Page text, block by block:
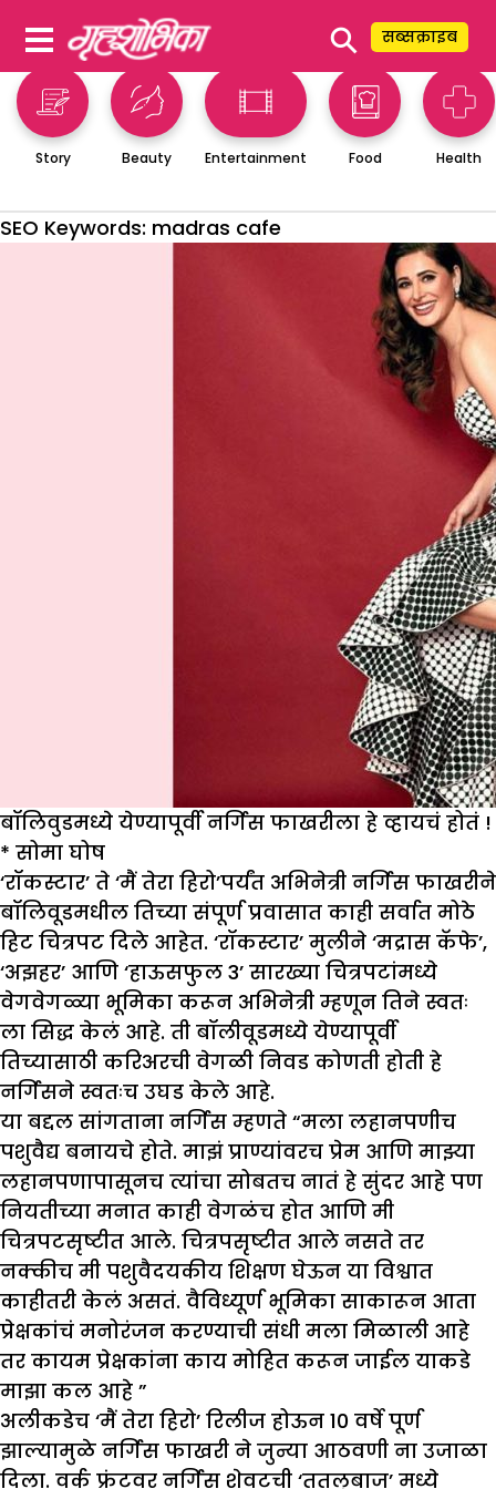
⚲ सब्सक्राइब
Story Beauty Entertainment Food Health
SEO Keywords: madras cafe
बॉलिवुडमध्ये येण्यापूर्वी नर्गिस फाखरीला हे व्हायचं होतं !
* सोमा घोष
‘रॉकस्टार’ ते ‘मैं तेरा हिरो’पर्यंत अभिनेत्री नर्गिस फाखरीने
बॉलिवूडमधील तिच्या संपूर्ण प्रवासात काही सर्वात मोठे
हिट चित्रपट दिले आहेत. ‘रॉकस्टार’ मुलीने ‘मद्रास कॅफे’,
‘अझहर’ आणि ‘हाऊसफुल 3’ सारख्या चित्रपटांमध्ये
वेगवेगळ्या भूमिका करून अभिनेत्री म्हणून तिने स्वतः
ला सिद्ध केलं आहे. ती बॉलीवूडमध्ये येण्यापूर्वी
तिच्यासाठी करिअरची वेगळी निवड कोणती होती हे
नर्गिसने स्वतःच उघड केले आहे.
या बद्दल सांगताना नर्गिस म्हणते “मला लहानपणीच
पशुवैद्य बनायचे होते. माझं प्राण्यांवरच प्रेम आणि माझ्या
लहानपणापासूनच त्यांचा सोबतच नातं हे सुंदर आहे पण
नियतीच्या मनात काही वेगळंच होत आणि मी
चित्रपटसृष्टीत आले. चित्रपसृष्टीत आले नसते तर
नक्कीच मी पशुवैदयकीय शिक्षण घेऊन या विश्वात
काहीतरी केलं असतं. वैविध्यूर्ण भूमिका साकारून आता
प्रेक्षकांचं मनोरंजन करण्याची संधी मला मिळाली आहे
तर कायम प्रेक्षकांना काय मोहित करून जाईल याकडे
माझा कल आहे ”
अलीकडेच ‘मैं तेरा हिरो’ रिलीज होऊन 10 वर्षे पूर्ण
झाल्यामुळे नर्गिस फाखरी ने जुन्या आठवणी ना उजाळा
दिला. वर्क फ्रंटवर नर्गिस शेवटची ‘ततलुबाज’ मध्ये